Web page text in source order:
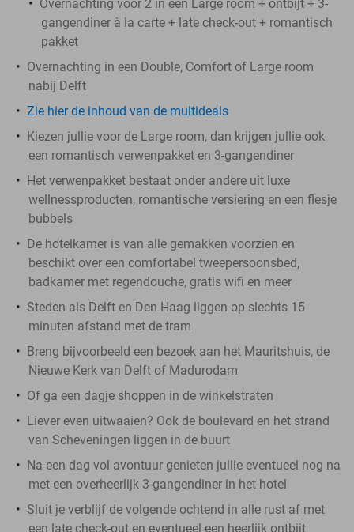
Overnachting voor 2 in een Large room + ontbijt + 3-
gangendiner à la carte + late check-out + romantisch
pakket
Overnachting in een Double, Comfort of Large room
nabij Delft
Zie hier de inhoud van de multideals
Kiezen jullie voor de Large room, dan krijgen jullie ook
een romantisch verwenpakket en 3-gangendiner
Het verwenpakket bestaat onder andere uit luxe
wellnessproducten, romantische versiering en een flesje
bubbels
De hotelkamer is van alle gemakken voorzien en
beschikt over een comfortabel tweepersoonsbed,
badkamer met regendouche, gratis wifi en meer
Steden als Delft en Den Haag liggen op slechts 15
minuten afstand met de tram
Breng bijvoorbeeld een bezoek aan het Mauritshuis, de
Nieuwe Kerk van Delft of Madurodam
Of ga een dagje shoppen in de winkelstraten
Liever even uitwaaien? Ook de boulevard en het strand
van Scheveningen liggen in de buurt
Na een dag vol avontuur genieten jullie eventueel nog na
met een overheerlijk 3-gangendiner in het hotel
Sluit je verblijf de volgende ochtend in alle rust af met
een late check-out en eventueel een heerlijk ontbijt